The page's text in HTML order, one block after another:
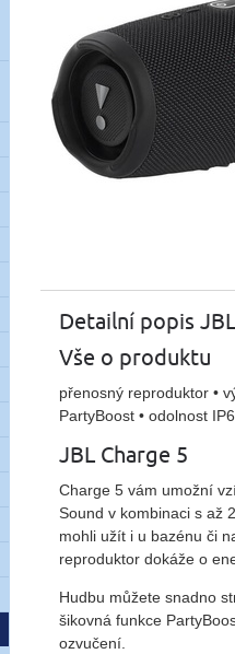
Detailní popis
Vše o produktu
přenosný reproduktor •
PartyBoost • odolnost
JBL Charge 5
Charge 5 vám umožní
Sound v kombinaci s až
mohli užít i u bazénu či
reproduktor dokáže o
Hudbu můžete snadno
šikovná funkce
ozvučení.